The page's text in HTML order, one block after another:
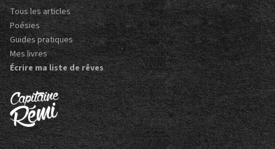
Tous les articles
Poésies
Guides pratiques
Mes livres
Écrire ma liste de rêves